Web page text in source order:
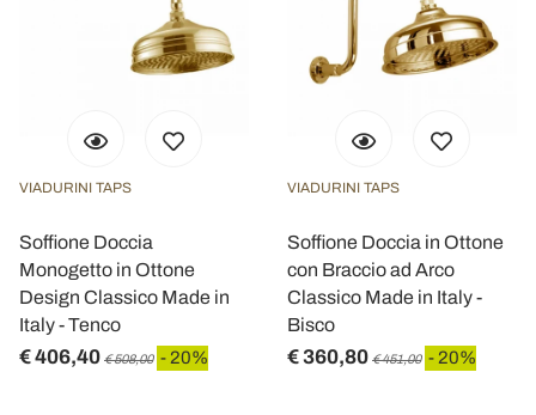
VIADURINI TAPS
Soffione Doccia
Monogetto in Ottone
Design Classico Made in
Italy - Tenco
€ 406,40 € 508,00 - 20%
VIADURINI TAPS
Soffione Doccia in Ottone
con Braccio ad Arco
Classico Made in Italy -
Bisco
€ 360,80 € 451,00 - 20%